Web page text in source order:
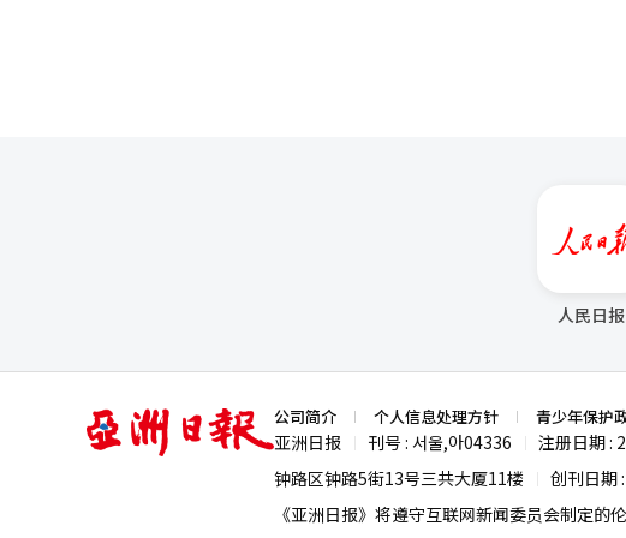
人民日报
亚
洲
日
公司简介 个人信息处理方针 青少年保护
亚洲日报 刊号 : 서울,아04336 注册日期 :
钟路区钟路5街13号三共大厦11楼
创刊日期
《亚洲日报》将遵守互联网新闻委员会制定的伦